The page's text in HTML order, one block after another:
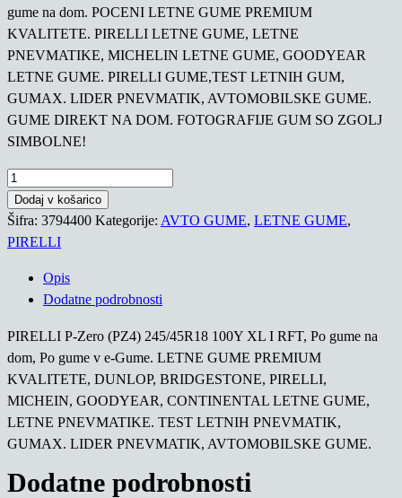
gume na dom. POCENI LETNE GUME PREMIUM
KVALITETE. PIRELLI LETNE GUME, LETNE
PNEVMATIKE, MICHELIN LETNE GUME, GOODYEAR
LETNE GUME. PIRELLI GUME,TEST LETNIH GUM,
GUMAX. LIDER PNEVMATIK, AVTOMOBILSKE GUME.
GUME DIREKT NA DOM. FOTOGRAFIJE GUM SO ZGOLJ
SIMBOLNE!
PIRELLI
P-
Zero
(PZ4)
100Y
Dodaj v košarico
Šifra: 3794400 Kategorije: AVTO GUME, LETNE GUME,
PIRELLI
Opis
Dodatne podrobnosti
PIRELLI P-Zero (PZ4) 245/45R18 100Y XL I RFT, Po gume na
dom, Po gume v e-Gume. LETNE GUME PREMIUM
KVALITETE, DUNLOP, BRIDGESTONE, PIRELLI,
MICHEIN, GOODYEAR, CONTINENTAL LETNE GUME,
LETNE PNEVMATIKE. TEST LETNIH PNEVMATIK,
GUMAX. LIDER PNEVMATIK, AVTOMOBILSKE GUME.
Dodatne podrobnosti